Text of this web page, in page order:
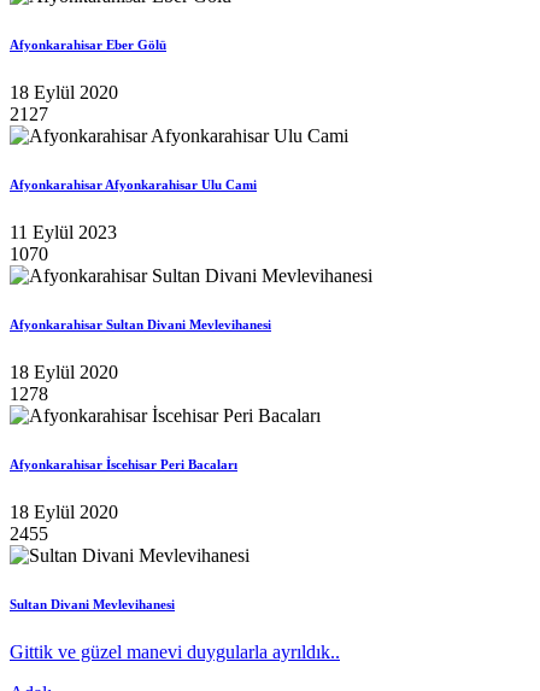
Afyonkarahisar Eber Gölü
18 Eylül 2020
2127
Afyonkarahisar Afyonkarahisar Ulu Cami
11 Eylül 2023
1070
Afyonkarahisar Sultan Divani Mevlevihanesi
18 Eylül 2020
1278
Afyonkarahisar İscehisar Peri Bacaları
18 Eylül 2020
2455
Sultan Divani Mevlevihanesi
Gittik ve güzel manevi duygularla ayrıldık..